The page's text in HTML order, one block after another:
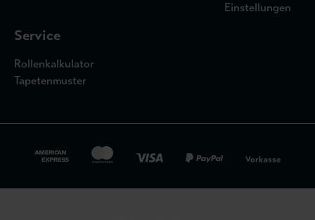
Einstellungen
Service
Rollenkalkulator
Tapetenmuster